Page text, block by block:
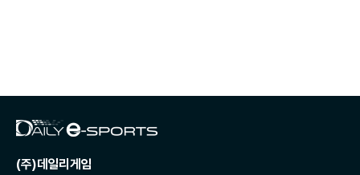
(주)데일리게임